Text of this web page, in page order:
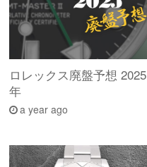
ロレックス廃盤予想 2025
年
a year ago